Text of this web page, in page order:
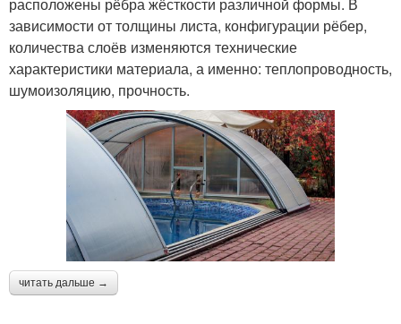
расположены рёбра жёсткости различной формы. В
зависимости от толщины листа, конфигурации рёбер,
количества слоёв изменяются технические
характеристики материала, а именно: теплопроводность,
шумоизоляцию, прочность.
читать дальше →